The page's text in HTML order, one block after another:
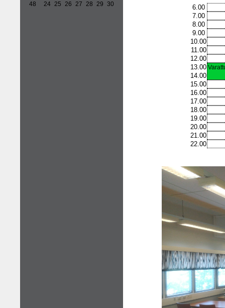
48
24 25 26 27 28 29 30
6.00
7.00
8.00
9.00
10.00
11.00
12.00
13.00
14.00
15.00
16.00
17.00
18.00
19.00
20.00
21.00
22.00